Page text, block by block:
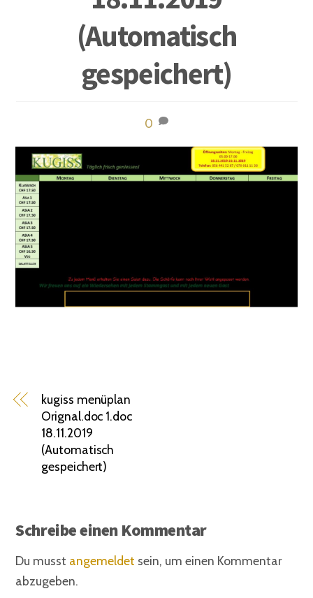
(Automatisch
gespeichert)
0
kugiss menüplan
Orignal.doc 1.doc
18.11.2019
(Automatisch
gespeichert)
Schreibe einen Kommentar
Du musst angemeldet sein, um einen Kommentar
abzugeben.